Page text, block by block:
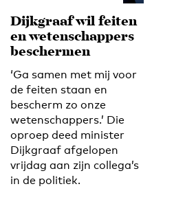
Dijkgraaf wil feiten
en wetenschappers
beschermen
‘Ga samen met mij voor
de feiten staan en
bescherm zo onze
wetenschappers.’ Die
oproep deed minister
Dijkgraaf afgelopen
vrijdag aan zijn collega’s
in de politiek.